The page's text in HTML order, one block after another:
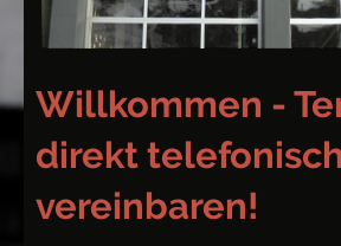
Willkommen -
direkt telefonisch
vereinbaren!